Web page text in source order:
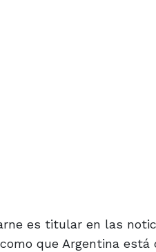
es titular en las
que Argentina